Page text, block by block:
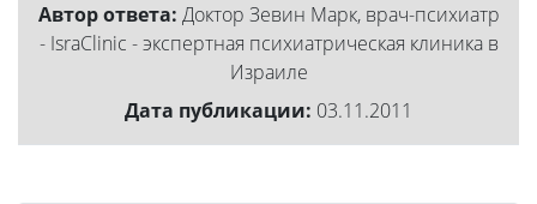
Автор ответа: Доктор Зевин Марк, врач-психиатр
- IsraClinic - экспертная психиатрическая клиника в
Израиле
Дата публикации: 03.11.2011